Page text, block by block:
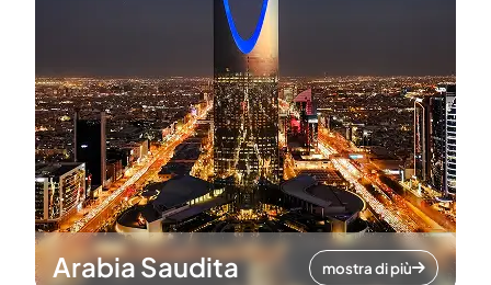
Arabia Saudita mostra di più